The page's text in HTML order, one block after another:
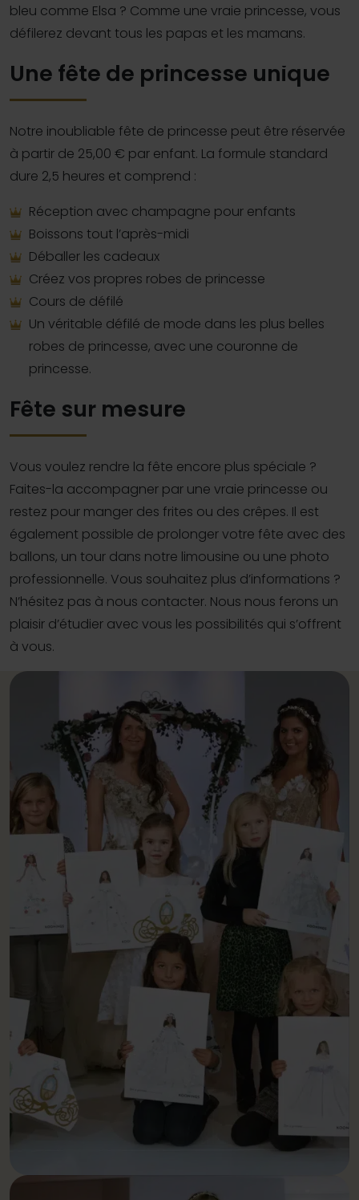
bleu comme Elsa ? Comme une vraie princesse, vous
défilerez devant tous les papas et les mamans.
Une fête de princesse unique
Notre inoubliable fête de princesse peut être réservée
à partir de 25,00 € par enfant. La formule standard
dure 2,5 heures et comprend :
Réception avec champagne pour enfants
Boissons tout l’après-midi
Déballer les cadeaux
Créez vos propres robes de princesse
Cours de défilé
Un véritable défilé de mode dans les plus belles
robes de princesse, avec une couronne de
princesse.
Fête sur mesure
Vous voulez rendre la fête encore plus spéciale ?
Faites-la accompagner par une vraie princesse ou
restez pour manger des frites ou des crêpes. Il est
également possible de prolonger votre fête avec des
ballons, un tour dans notre limousine ou une photo
professionnelle. Vous souhaitez plus d’informations ?
N’hésitez pas à nous contacter. Nous nous ferons un
plaisir d’étudier avec vous les possibilités qui s’offrent
à vous.